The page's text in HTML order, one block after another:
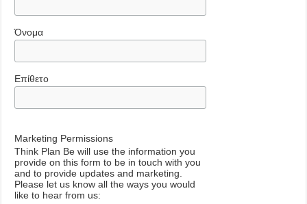
Όνομα
Επίθετο
Marketing Permissions
Think Plan Be will use the information you
provide on this form to be in touch with you
and to provide updates and marketing.
Please let us know all the ways you would
like to hear from us: